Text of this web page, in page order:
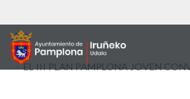
au
contenu
principal